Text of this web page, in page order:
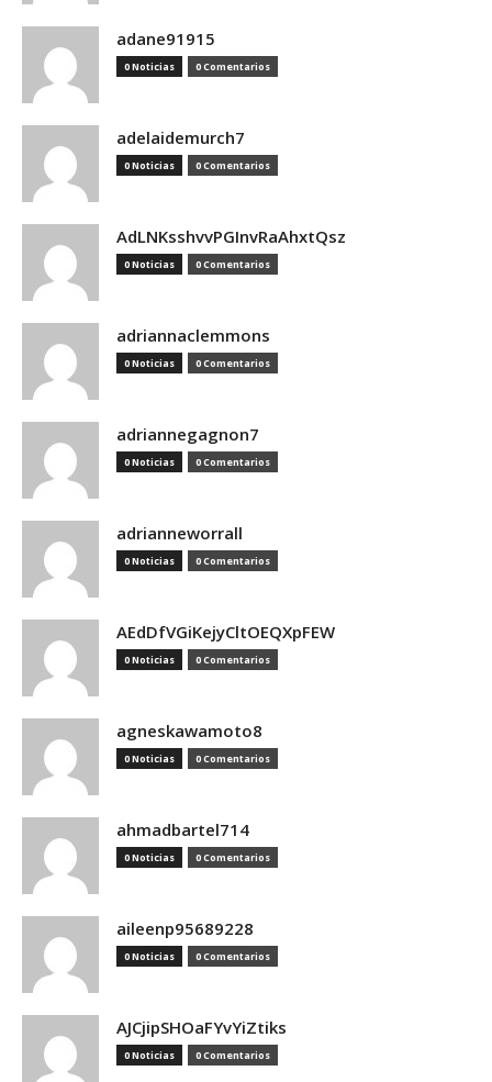
adane91915
0 Noticias 0 Comentarios
adelaidemurch7
0 Noticias 0 Comentarios
AdLNKsshvvPGInvRaAhxtQsz
0 Noticias 0 Comentarios
adriannaclemmons
0 Noticias 0 Comentarios
adriannegagnon7
0 Noticias 0 Comentarios
adrianneworrall
0 Noticias 0 Comentarios
AEdDfVGiKejyCltOEQXpFEW
0 Noticias 0 Comentarios
agneskawamoto8
0 Noticias 0 Comentarios
ahmadbartel714
0 Noticias 0 Comentarios
aileenp95689228
0 Noticias 0 Comentarios
AJCjipSHOaFYvYiZtiks
0 Noticias 0 Comentarios